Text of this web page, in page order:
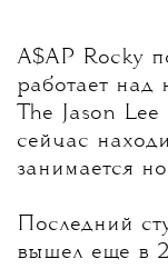
A$AP Rocky
работает над
The Jason
сейчас
занимается
Последний
вышел еще в